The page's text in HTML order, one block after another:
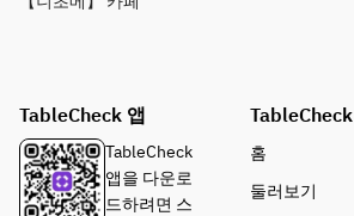
TableCheck 앱
TableCheck
앱을 다운로
드하려면 스
TableCheck
홈
둘러보기